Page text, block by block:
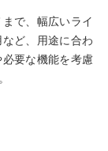
で、幅広いライ
ど、用途に合わ
要な機能を考慮